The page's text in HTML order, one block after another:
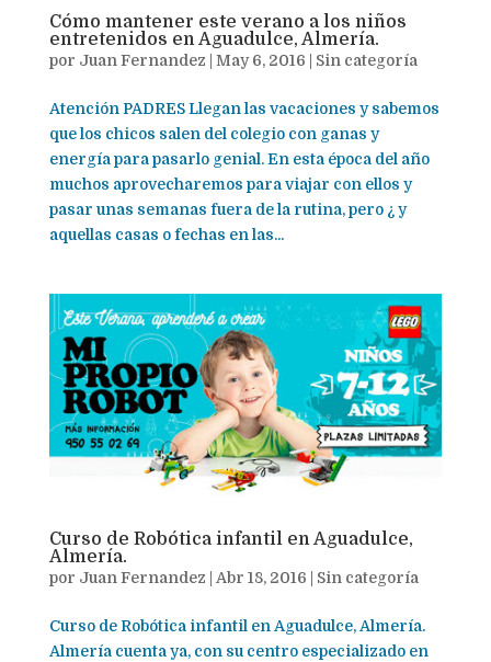
Cómo mantener este verano a los niños
entretenidos en Aguadulce, Almería.
por Juan Fernandez May 6, 2016 Sin categoría
Atención PADRES Llegan las vacaciones y sabemos
que los chicos salen del colegio con ganas y
energía para pasarlo genial. En esta época del año
muchos aprovecharemos para viajar con ellos y
pasar unas semanas fuera de la rutina, pero ¿ y
aquellas casas o fechas en las...
Curso de Robótica infantil en Aguadulce,
Almería.
por Juan Fernandez Abr 18, 2016 Sin categoría
Curso de Robótica infantil en Aguadulce, Almería.
Almería cuenta ya, con su centro especializado en